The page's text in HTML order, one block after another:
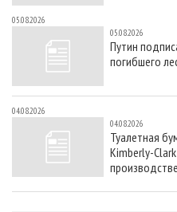
05.08.2026
05.08.2026
Путин
погибшего
04.08.2026
04.08.2026
Туалетная
Kimberly-
производстве